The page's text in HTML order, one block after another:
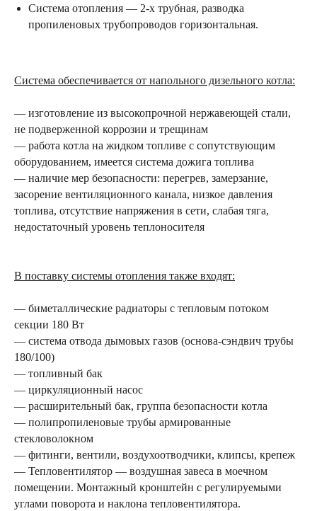
Система отопления — 2-х трубная, разводка
пропиленовых трубопроводов горизонтальная.
Система обеспечивается от напольного дизельного котла:
— изготовление из высокопрочной нержавеющей стали,
не подверженной коррозии и трещинам
— работа котла на жидком топливе с сопутствующим
оборудованием, имеется система дожига топлива
— наличие мер безопасности: перегрев, замерзание,
засорение вентиляционного канала, низкое давления
топлива, отсутствие напряжения в сети, слабая тяга,
недостаточный уровень теплоносителя
В поставку системы отопления также входят:
— биметаллические радиаторы с тепловым потоком
секции 180 Вт
— система отвода дымовых газов (основа-сэндвич трубы
180/100)
— топливный бак
— циркуляционный насос
— расширительный бак, группа безопасности котла
— полипропиленовые трубы армированные
стекловолокном
— фитинги, вентили, воздухоотводчики, клипсы, крепеж
— Тепловентилятор — воздушная завеса в моечном
помещении. Монтажный кронштейн с регулируемыми
углами поворота и наклона тепловентилятора.
Готовый объект